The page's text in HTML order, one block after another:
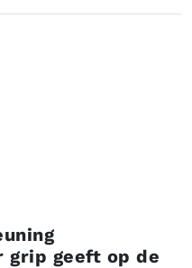
grip geeft op de